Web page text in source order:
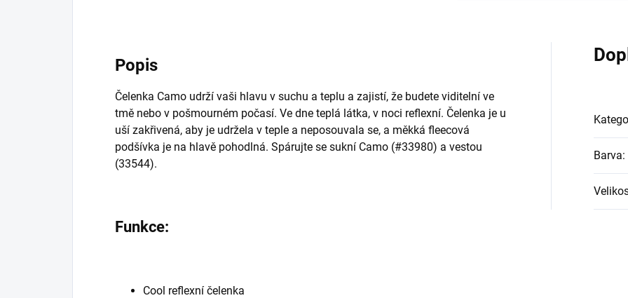
Popis
Čelenka Camo udrží vaši hlavu v suchu a teplu a zajistí, že budete viditelní ve
tmě nebo v pošmourném počasí. Ve dne teplá látka, v noci reflexní. Čelenka je u
uší zakřivená, aby je udržela v teple a neposouvala se, a měkká fleecová
podšívka je na hlavě pohodlná. Spárujte se sukní Camo (#33980) a vestou
(33544).
Funkce:
Cool reflexní čelenka
Barva: